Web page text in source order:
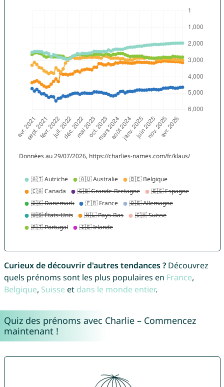
Curieux de découvrir d'autres tendances ?Découvrez
quels prénoms sont les plus populaires en France,
Belgique, Suisse et dans le monde entier.
Quiz des prénoms avec Charlie – Commencez
maintenant !